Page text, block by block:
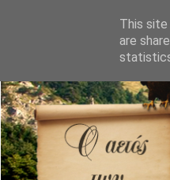
This
are